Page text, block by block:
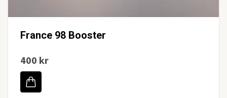
France 98 Booster
400 kr